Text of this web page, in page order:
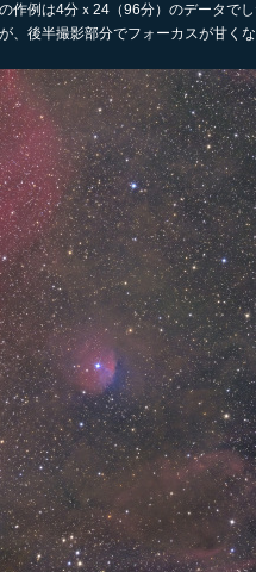
作例は4分ｘ24（96分）のデータで
、後半撮影部分でフォーカスが甘く